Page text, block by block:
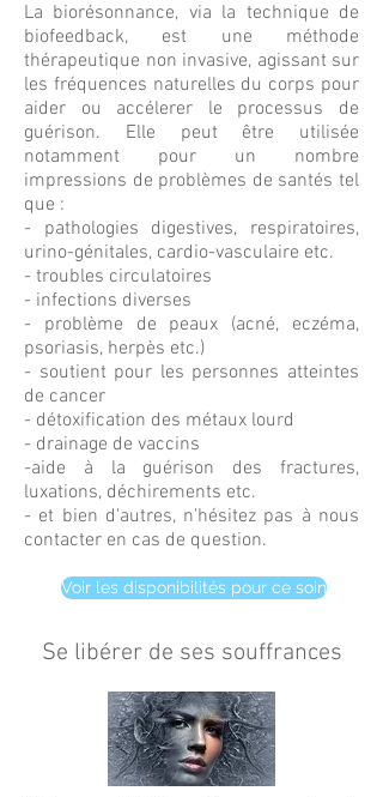
La biorésonnance, via la technique de
biofeedback, est une méthode
thérapeutique non invasive, agissant sur
les fréquences naturelles du corps pour
aider ou accélerer le processus de
guérison. Elle peut être utilisée
notamment pour un nombre
impressions de problèmes de santés tel
que :
- pathologies digestives, respiratoires,
urino-génitales, cardio-vasculaire etc.
- troubles circulatoires
- infections diverses
- problème de peaux (acné, eczéma,
psoriasis, herpès etc.)
- soutient pour les personnes atteintes
de cancer
- détoxification des métaux lourd
- drainage de vaccins
-aide à la guérison des fractures,
luxations, déchirements etc.
- et bien d'autres, n'hésitez pas à nous
contacter en cas de question.
Voir les disponibilités pour ce soin
Se libérer de ses souffrances